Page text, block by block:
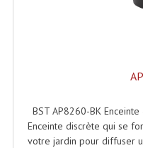
BST AP8260-BK
Enceinte discrète qui se
votre jardin pour diffuser